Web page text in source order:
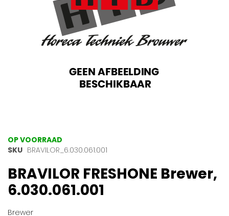
Ga
naar
begin
van
de
gallerij
OP VOORRAAD
SKU BRAVILOR_6.030.061.001
BRAVILOR FRESHONE Brewer,
6.030.061.001
Brewer